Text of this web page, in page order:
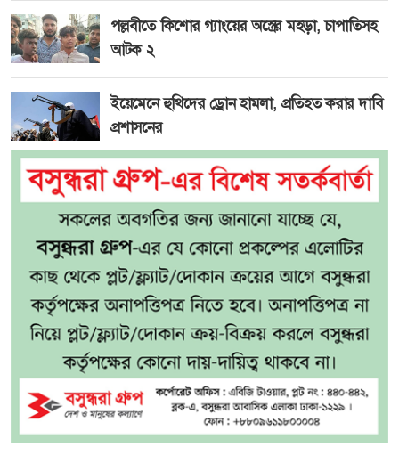
পল্লবীতে কিশোর গ্যাংয়ের অস্ত্রের মহড়া, চাপাতিসহ
আটক ২
ইয়েমেনে হুথিদের ড্রোন হামলা, প্রতিহত করার দাবি
প্রশাসনের